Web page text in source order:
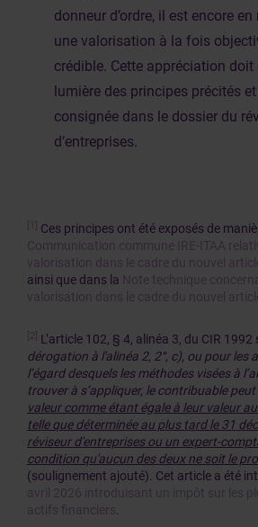
donneur d’ordre, il est encore
une valorisation à la fois
crédible. Cette appréciation doit
lumière des principes précités
consignée dans le dossier du
d’entreprises.
[1] Ces principes ont été exposés de
Communication commune IRE-ITAA
valorisation dans le cadre du nouvel
ainsi que dans la Note technique
valorisation dans le cadre du nouvel
[2] L’article 102, § 4, alinéa 3, du CIR 1992
dérogation à l'alinéa 2, 2°, c), ou pour les
l’égard desquels les méthodes visées à
trouver à s’appliquer, le contribuable
valeur comme étant égale à leur valeur
telle que déterminée au plus tard le 31
réviseur d'entreprises ou un expert-
condition qu'aucun des deux ne soit le
(soulignement ajouté). Cet article a été
avril 2026 introduisant un impôt sur les
actifs financiers